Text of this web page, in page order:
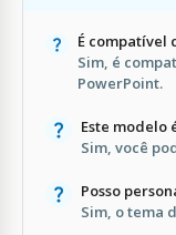
É compatível
Sim, é
PowerPoint.
Este modelo
Sim, você
Posso
Sim, o tema